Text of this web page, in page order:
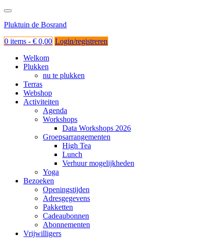
Ga
de
Pluktuin de Bosrand
0 items - € 0,00 Login/registreren
Welkom
Plukken
nu te plukken
Terras
Webshop
Activiteiten
Agenda
Workshops
Data Workshops 2026
Groepsarrangementen
High Tea
Lunch
Verhuur mogelijkheden
Yoga
Bezoeken
Openingstijden
Adresgegevens
Pakketten
Cadeaubonnen
Abonnementen
Vrijwilligers